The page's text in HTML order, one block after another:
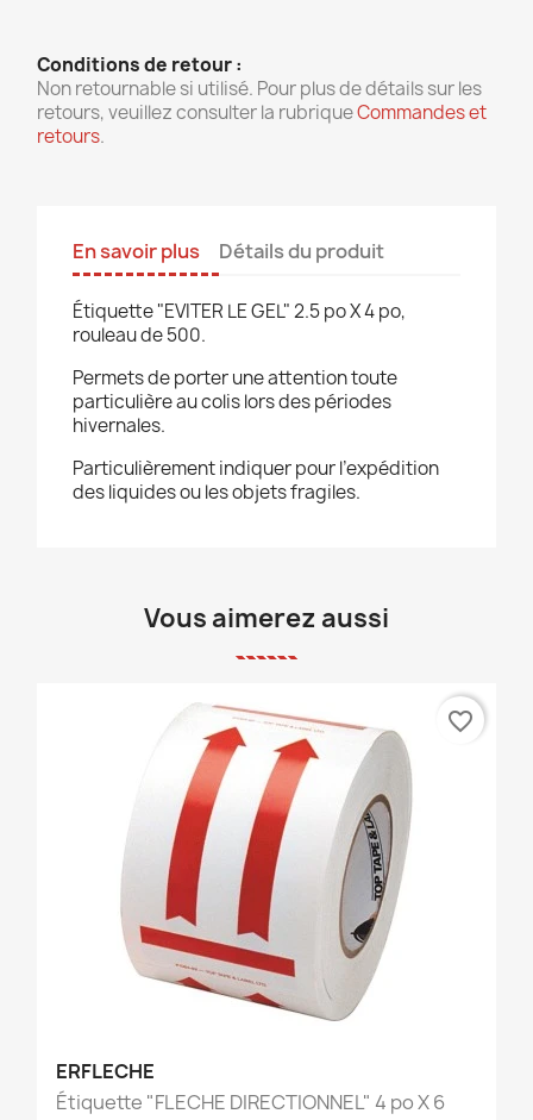
Conditions de retour :
Non retournable si utilisé. Pour plus de détails sur les
retours, veuillez consulter la rubriqueCommandes et
retours.
En savoir plus Détails du produit
Étiquette "EVITER LE GEL" 2.5 po X 4 po,
rouleau de 500.
Permets de porter une attention toute
particulière au colis lors des périodes
hivernales.
Particulièrement indiquer pour l’expédition
des liquides ou les objets fragiles.
Vous aimerez aussi
ERFLECHE
Étiquette "FLECHE DIRECTIONNEL" 4 po X 6
favorite_border